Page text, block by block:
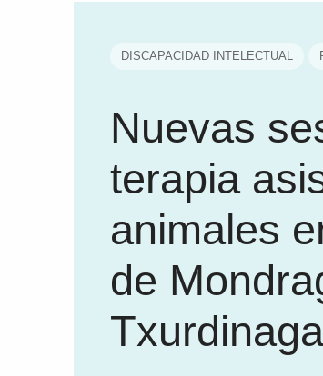
DISCAPACIDAD INTELECTUAL
Nuevas
terapia
animales
de